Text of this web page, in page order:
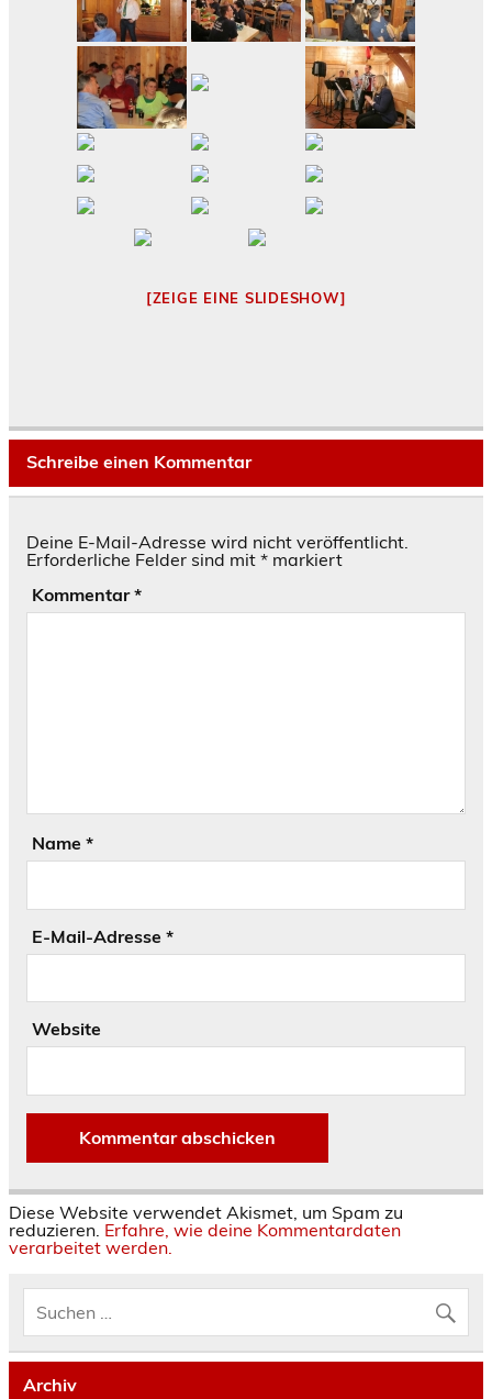
[ZEIGE EINE SLIDESHOW]
Schreibe einen Kommentar
Deine E-Mail-Adresse wird nicht veröffentlicht.
Erforderliche Felder sind mit * markiert
Kommentar*
Name *
E-Mail-Adresse *
Website
Diese Website verwendet Akismet, um Spam zu
reduzieren. Erfahre, wie deine Kommentardaten
verarbeitet werden.
Archiv